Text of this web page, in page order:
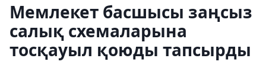
Мемлекет басшысы заңсыз
салық схемаларына
тосқауыл қоюды тапсырды